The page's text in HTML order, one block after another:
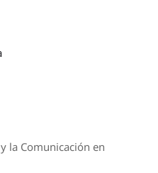
la Comunicación en